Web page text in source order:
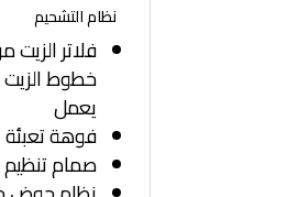
نظام التشحيم
فلاتر
خطوط الزيت
يعمل
فوهة
صمام